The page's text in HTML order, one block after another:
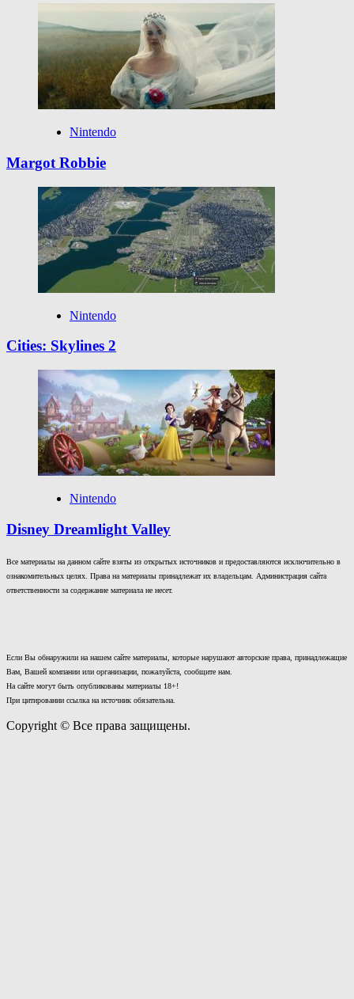
Nintendo
Margot Robbie
Nintendo
Cities: Skylines 2
Nintendo
Disney Dreamlight Valley
Все материалы на данном сайте взяты из открытых источников и предоставляются исключительно в
ознакомительных целях. Права на материалы принадлежат их владельцам. Администрация сайта
ответственности за содержание материала не несет.
Если Вы обнаружили на нашем сайте материалы, которые нарушают авторские права, принадлежащие
Вам, Вашей компании или организации, пожалуйста, сообщите нам.
На сайте могут быть опубликованы материалы 18+!
При цитировании ссылка на источник обязательна.
Copyright © Все права защищены.